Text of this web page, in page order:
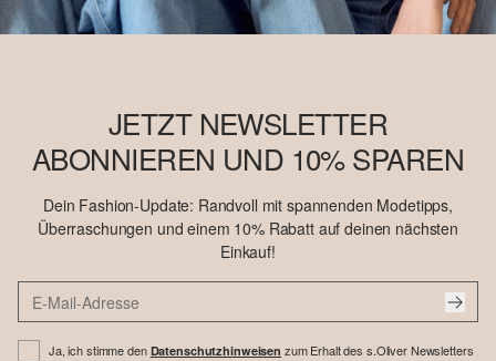
JETZT NEWSLETTER
ABONNIEREN UND 10% SPAREN
Dein Fashion-Update: Randvoll mit spannenden Modetipps,
Überraschungen und einem 10% Rabatt auf deinen nächsten
Einkauf!
Ja, ich stimme den Datenschutzhinweisen zum Erhalt des s.Oliver Newsletters